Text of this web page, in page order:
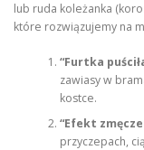
lub ruda koleżanka
które rozwiązujemy na
“Furtka
zawiasy w
kostce.
“Efekt
przyczepach,